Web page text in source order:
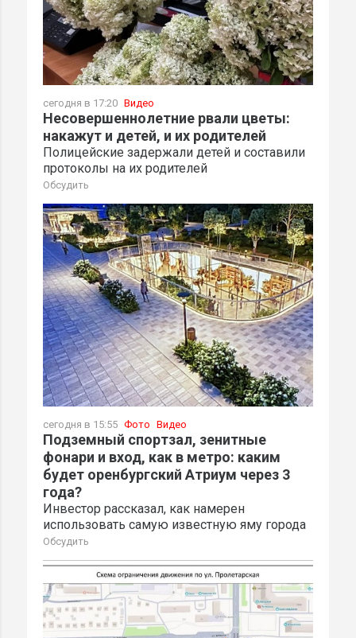
сегодня в 17:20 Видео
Несовершеннолетние рвали цветы:
накажут и детей, и их родителей
Полицейские задержали детей и составили
протоколы на их родителей
Обсудить
сегодня в 15:55 Фото Видео
Подземный спортзал, зенитные
фонари и вход, как в метро: каким
будет оренбургский Атриум через 3
года?
Инвестор рассказал, как намерен
использовать самую известную яму города
Обсудить